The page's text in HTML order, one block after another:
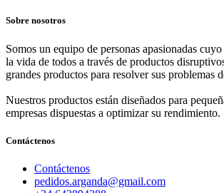
Sobre nosotros
Somos un equipo de personas apasionadas
la vida de todos a través de productos
grandes productos para resolver sus problemas
Nuestros productos están diseñados para
empresas dispuestas a optimizar su rendimiento.
Contáctenos
Contáctenos
pedidos.arganda@gmail.com